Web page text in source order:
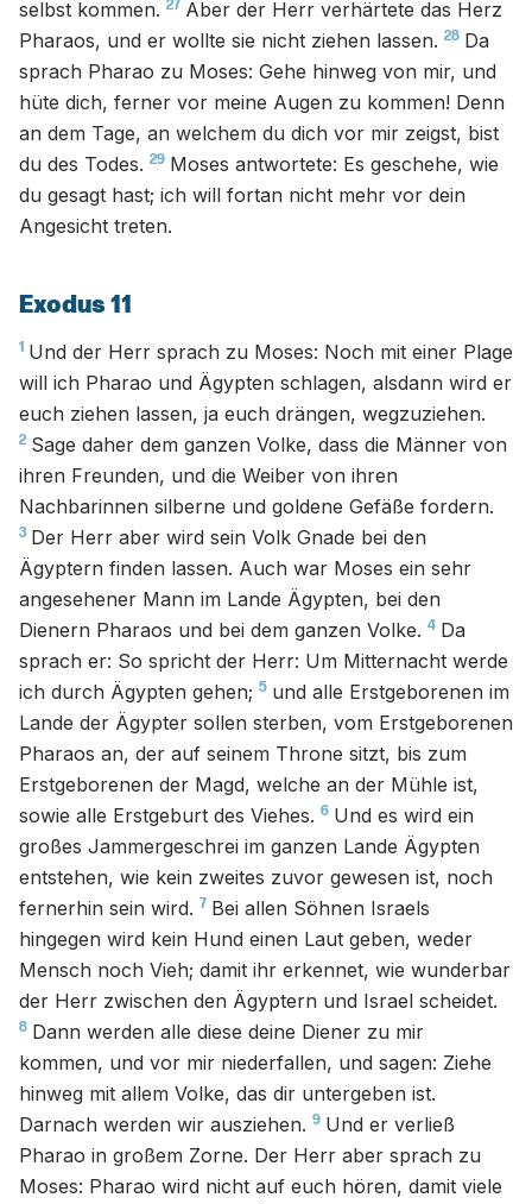
selbst kommen. 27 Aber der Herr verhärtete das Herz
Pharaos, und er wollte sie nicht ziehen lassen. 28 Da
sprach Pharao zu Moses: Gehe hinweg von mir, und
hüte dich, ferner vor meine Augen zu kommen! Denn
an dem Tage, an welchem du dich vor mir zeigst, bist
du des Todes. 29 Moses antwortete: Es geschehe, wie
du gesagt hast; ich will fortan nicht mehr vor dein
Angesicht treten.
Exodus 11
1 Und der Herr sprach zu Moses: Noch mit einer Plage
will ich Pharao und Ägypten schlagen, alsdann wird er
euch ziehen lassen, ja euch drängen, wegzuziehen.
2 Sage daher dem ganzen Volke, dass die Männer von
ihren Freunden, und die Weiber von ihren
Nachbarinnen silberne und goldene Gefäße fordern.
3 Der Herr aber wird sein Volk Gnade bei den
Ägyptern finden lassen. Auch war Moses ein sehr
angesehener Mann im Lande Ägypten, bei den
Dienern Pharaos und bei dem ganzen Volke. 4 Da
sprach er: So spricht der Herr: Um Mitternacht werde
ich durch Ägypten gehen; 5 und alle Erstgeborenen im
Lande der Ägypter sollen sterben, vom Erstgeborenen
Pharaos an, der auf seinem Throne sitzt, bis zum
Erstgeborenen der Magd, welche an der Mühle ist,
sowie alle Erstgeburt des Viehes. 6 Und es wird ein
großes Jammergeschrei im ganzen Lande Ägypten
entstehen, wie kein zweites zuvor gewesen ist, noch
fernerhin sein wird. 7 Bei allen Söhnen Israels
hingegen wird kein Hund einen Laut geben, weder
Mensch noch Vieh; damit ihr erkennet, wie wunderbar
der Herr zwischen den Ägyptern und Israel scheidet.
8 Dann werden alle diese deine Diener zu mir
kommen, und vor mir niederfallen, und sagen: Ziehe
hinweg mit allem Volke, das dir untergeben ist.
Darnach werden wir ausziehen. 9 Und er verließ
Pharao in großem Zorne. Der Herr aber sprach zu
Moses: Pharao wird nicht auf euch hören, damit viele